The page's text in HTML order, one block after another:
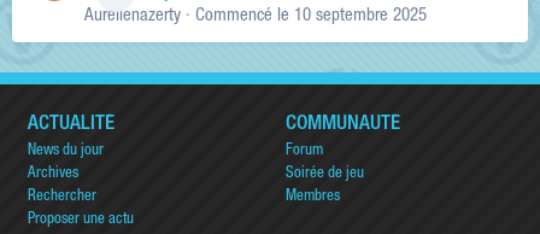
Aurelienazerty · Commencé le 10 septembre 2025
ACTUALITÉ
News du jour
Archives
Rechercher
Proposer une actu
COMMUNAUTÉ
Forum
Soirée de jeu
Membres